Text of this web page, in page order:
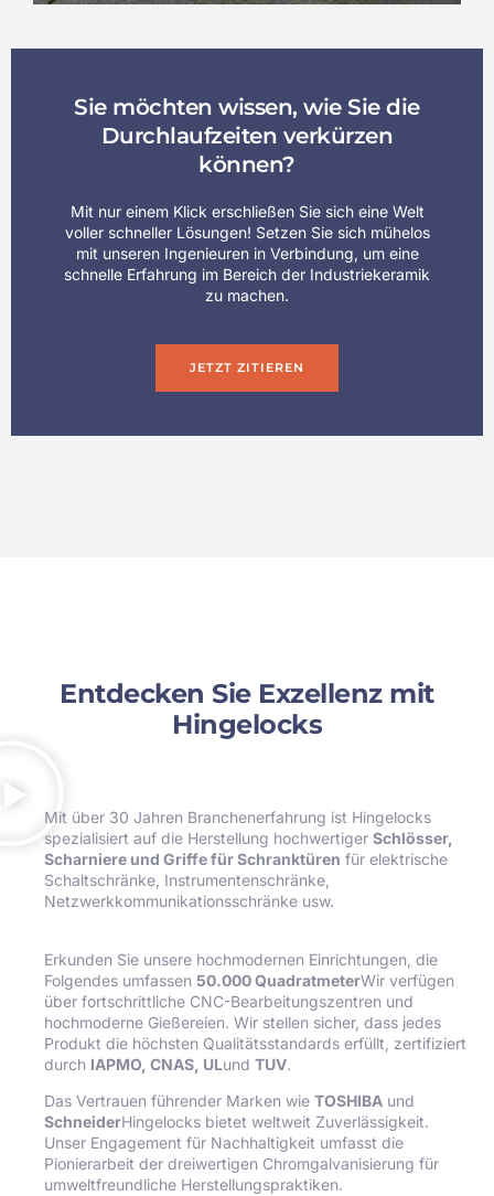
Sie möchten wissen, wie Sie die
Durchlaufzeiten verkürzen
können?
Mit nur einem Klick erschließen Sie sich eine Welt
voller schneller Lösungen! Setzen Sie sich mühelos
mit unseren Ingenieuren in Verbindung, um eine
schnelle Erfahrung im Bereich der Industriekeramik
zu machen.
JETZT ZITIEREN
Entdecken Sie Exzellenz mit
Hingelocks
Mit über 30 Jahren Branchenerfahrung ist Hingelocks
spezialisiert auf die Herstellung hochwertiger Schlösser,
Scharniere und Griffe für Schranktüren für elektrische
Schaltschränke, Instrumentenschränke,
Netzwerkkommunikationsschränke usw.
Erkunden Sie unsere hochmodernen Einrichtungen, die
Folgendes umfassen 50.000 QuadratmeterWir verfügen
über fortschrittliche CNC-Bearbeitungszentren und
hochmoderne Gießereien. Wir stellen sicher, dass jedes
Produkt die höchsten Qualitätsstandards erfüllt, zertifiziert
durch IAPMO, CNAS, ULund TUV.
Das Vertrauen führender Marken wie TOSHIBA und
SchneiderHingelocks bietet weltweit Zuverlässigkeit.
Unser Engagement für Nachhaltigkeit umfasst die
Pionierarbeit der dreiwertigen Chromgalvanisierung für
umweltfreundliche Herstellungspraktiken.